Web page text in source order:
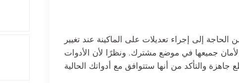
إلى إجراء تعديلات على الماكينة عند تغيير
جميعها في موضع مشترك. ونظرًا لأن الأدوات